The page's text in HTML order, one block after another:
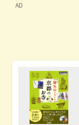
AD